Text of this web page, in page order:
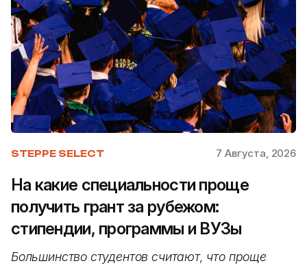
STEPPE SELECT 7 Августа, 2026
На какие специальности проще
получить грант за рубежом:
стипендии, программы и ВУЗы
Большинство студентов считают, что проще